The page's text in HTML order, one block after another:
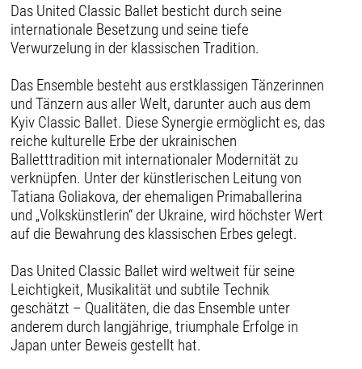
Das United Classic Ballet besticht durch seine
internationale Besetzung und seine tiefe
Verwurzelung in der klassischen Tradition.
Das Ensemble besteht aus erstklassigen Tänzerinnen
und Tänzern aus aller Welt, darunter auch aus dem
Kyiv Classic Ballet. Diese Synergie ermöglicht es, das
reiche kulturelle Erbe der ukrainischen
Balletttradition mit internationaler Modernität zu
verknüpfen. Unter der künstlerischen Leitung von
Tatiana Goliakova, der ehemaligen Primaballerina
und „Volkskünstlerin“ der Ukraine, wird höchster Wert
auf die Bewahrung des klassischen Erbes gelegt.
Das United Classic Ballet wird weltweit für seine
Leichtigkeit, Musikalität und subtile Technik
geschätzt – Qualitäten, die das Ensemble unter
anderem durch langjährige, triumphale Erfolge in
Japan unter Beweis gestellt hat.